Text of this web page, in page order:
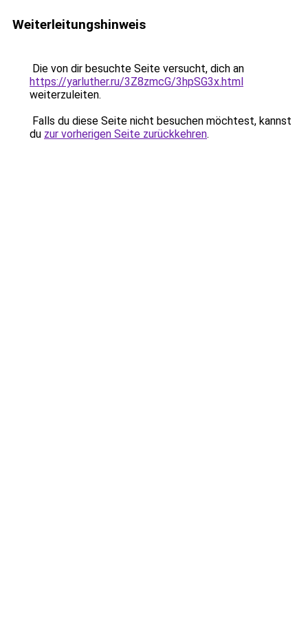
Weiterleitungshinweis
Die von dir besuchte Seite versucht, dich an
https://yarluther.ru/3Z8zmcG/3hpSG3x.html
weiterzuleiten.
Falls du diese Seite nicht besuchen möchtest, kannst
du zur vorherigen Seite zurückkehren.